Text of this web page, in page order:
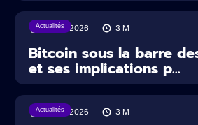
Actualités
29/07/2026 3 M
Bitcoin sous la barre
et ses implications p...
Actualités
29/07/2026 3 M